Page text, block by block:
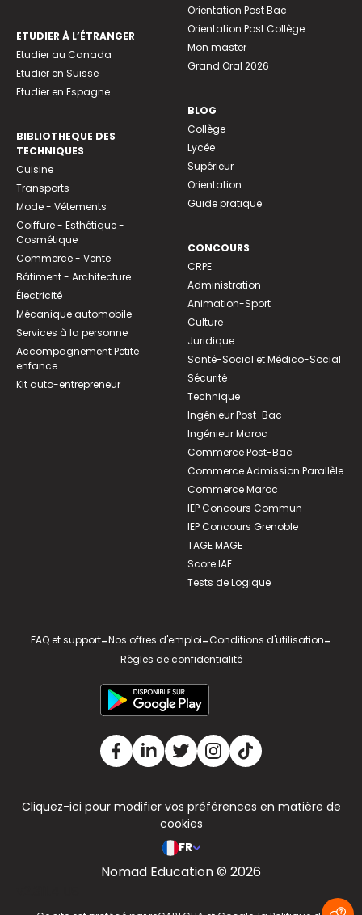
ETUDIER À L’ÉTRANGER
Etudier au Canada
Etudier en Suisse
Etudier en Espagne
BIBLIOTHEQUE DES
TECHNIQUES
Cuisine
Transports
Mode - Vêtements
Coiffure - Esthétique -
Cosmétique
Commerce - Vente
Bâtiment - Architecture
Électricité
Mécanique automobile
Services à la personne
Accompagnement Petite
enfance
Kit auto-entrepreneur
Orientation Post Bac
Orientation Post Collège
Mon master
Grand Oral 2026
BLOG
Collège
Lycée
Supérieur
Orientation
Guide pratique
CONCOURS
CRPE
Administration
Animation-Sport
Culture
Juridique
Santé-Social et Médico-Social
Sécurité
Technique
Ingénieur Post-Bac
Ingénieur Maroc
Commerce Post-Bac
Commerce Admission Parallèle
Commerce Maroc
IEP Concours Commun
IEP Concours Grenoble
TAGE MAGE
Score IAE
Tests de Logique
FAQ et support-Nos offres d'emploi-Conditions d'utilisation-
Règles de confidentialité
Cliquez-ici pour modifier vos préférences en matière de
cookies
FR
Nomad Education © 2026